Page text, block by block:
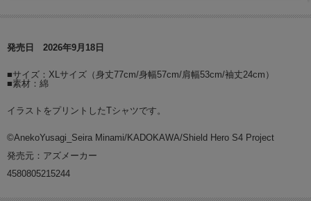
発売日 2026年9月18日
■サイズ：XLサイズ（身丈77cm/身幅57cm/肩幅53cm/袖丈24cm）
■素材：綿
イラストをプリントしたTシャツです。
©AnekoYusagi_Seira Minami/KADOKAWA/Shield Hero S4 Project
発売元：アズメーカー
4580805215244